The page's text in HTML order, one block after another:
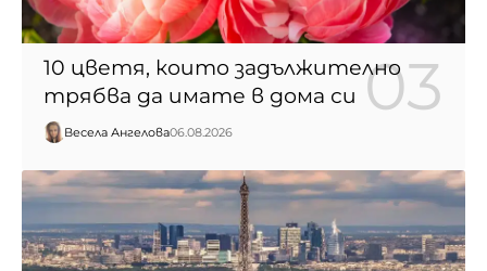
10 цветя, които задължително
трябва да имате в дома си
Весела Ангелова06.08.2026